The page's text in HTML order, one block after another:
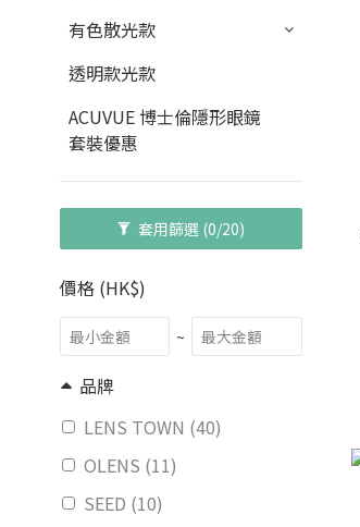
有色散光款
透明款光款
ACUVUE 博士倫隱形眼鏡
套裝優惠
套用篩選 (0/20)
價格 (HK$)
~
品牌
LENS TOWN (40)
OLENS (11)
SEED (10)